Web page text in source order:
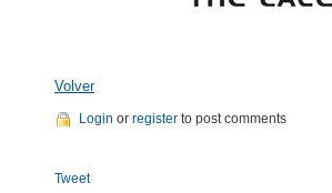
Volver
Login or register to post comments
Tweet